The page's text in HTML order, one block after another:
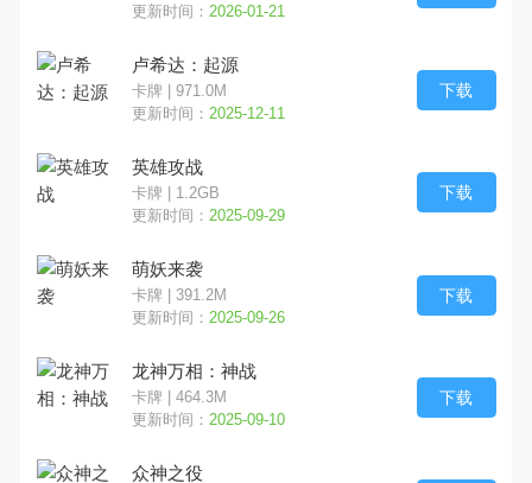
竞速 益智
换装
角色扮演 挂机 战棋
棋牌 恐怖
写实 竞技对战
更新时间： 2026-01-21
卢希达：起源
卡牌 | 971.0M
更新时间： 2025-12-11
下载
英雄攻战
卡牌 | 1.2GB
更新时间： 2025-09-29
下载
萌妖来袭
卡牌 | 391.2M
更新时间： 2025-09-26
下载
龙神万相：神战
卡牌 | 464.3M
更新时间： 2025-09-10
下载
众神之役